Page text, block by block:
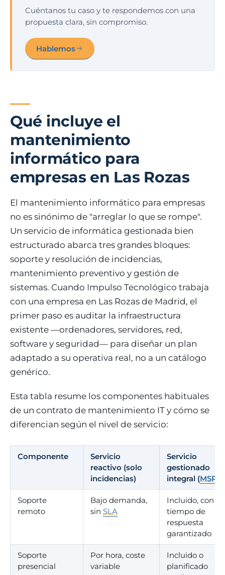
Cuéntanos tu caso y te respondemos con una
propuesta clara, sin compromiso.
Hablemos
Qué incluye el
mantenimiento
informático para
empresas en Las Rozas
El mantenimiento informático para empresas
no es sinónimo de "arreglar lo que se rompe".
Un servicio de informática gestionada bien
estructurado abarca tres grandes bloques:
soporte y resolución de incidencias,
mantenimiento preventivo y gestión de
sistemas. Cuando Impulso Tecnológico trabaja
con una empresa en Las Rozas de Madrid, el
primer paso es auditar la infraestructura
existente —ordenadores, servidores, red,
software y seguridad— para diseñar un plan
adaptado a su operativa real, no a un catálogo
genérico.
Esta tabla resume los componentes habituales
de un contrato de mantenimiento IT y cómo se
diferencian según el nivel de servicio:
Componente
Servicio
reactivo (solo
incidencias)
Servicio
gestionado
integral (MSP
Soporte
remoto
Bajo demanda,
sin SLA
Incluido, con
tiempo de
respuesta
garantizado
Soporte
presencial
Por hora, coste
variable
Incluido o
planificado